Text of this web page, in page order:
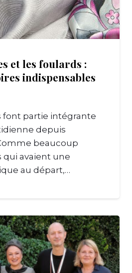
et les foulards :
indispensables
font partie intégrante
depuis
beaucoup
qui avaient une
au départ,…